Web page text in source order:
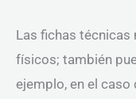
Las fichas
físicos; también
ejemplo, en el caso